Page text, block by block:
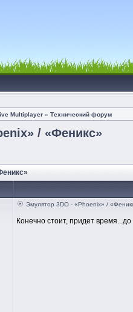
Multiplayer » Технический форум
/ «Феникс»
Эмулятор 3DO - «Phoenix» /
Конечно стоит, придет